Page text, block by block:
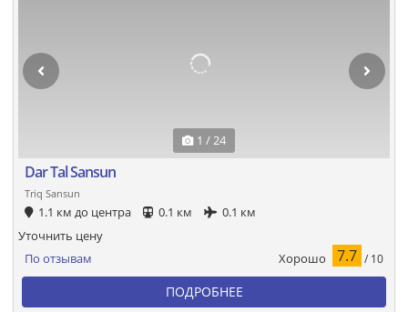
1 / 24
Dar Tal Sansun
Triq Sansun
1.1 км до центра 0.1 км 0.1 км
По отзывам Хорошо 7.7 / 10
Уточнить цену
ПОДРОБНЕЕ